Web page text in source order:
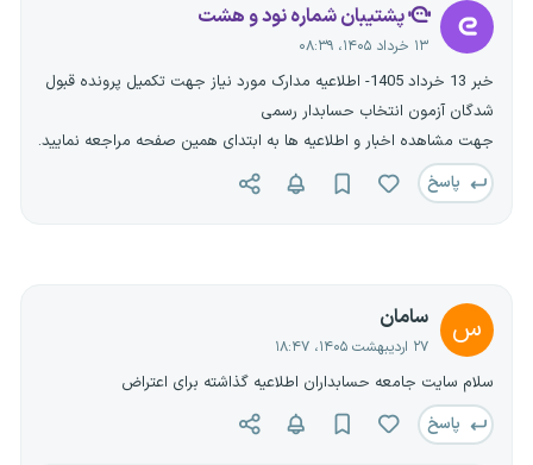
پشتیبان شماره نود و هشت
۱۳ خرداد ۱۴۰۵، ۰۸:۳۹
خبر 13 خرداد 1405- اطلاعیه مدارک مورد نیاز جهت تکمیل پرونده قبول
شدگان آزمون انتخاب حسابدار رسمی
جهت مشاهده اخبار و اطلاعیه ها به ابتدای همین صفحه مراجعه نمایید.
پاسخ
س سامان
۲۷ اردیبهشت ۱۴۰۵، ۱۸:۴۷
سلام سایت جامعه حسابداران اطلاعیه گذاشته برای اعتراض
پاسخ